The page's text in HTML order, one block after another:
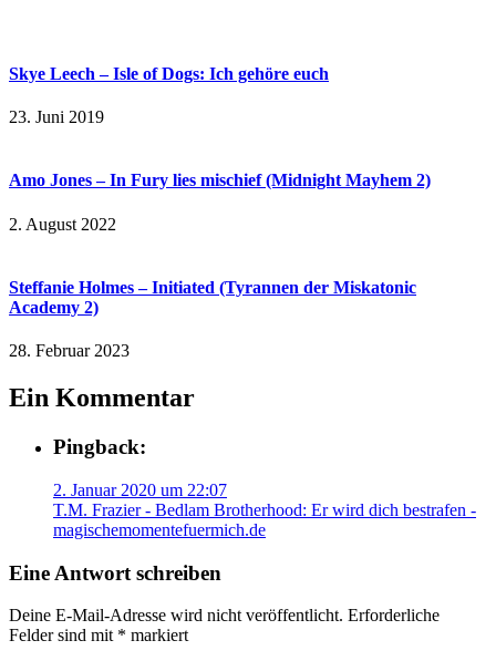
Skye Leech – Isle of Dogs: Ich gehöre euch
23. Juni 2019
Amo Jones – In Fury lies mischief (Midnight Mayhem 2)
2. August 2022
Steffanie Holmes – Initiated (Tyrannen der Miskatonic
Academy 2)
28. Februar 2023
Ein Kommentar
Pingback:
2. Januar 2020 um 22:07
T.M. Frazier - Bedlam Brotherhood: Er wird dich bestrafen -
magischemomentefuermich.de
Eine Antwort schreiben
Deine E-Mail-Adresse wird nicht veröffentlicht. Erforderliche
Felder sind mit * markiert